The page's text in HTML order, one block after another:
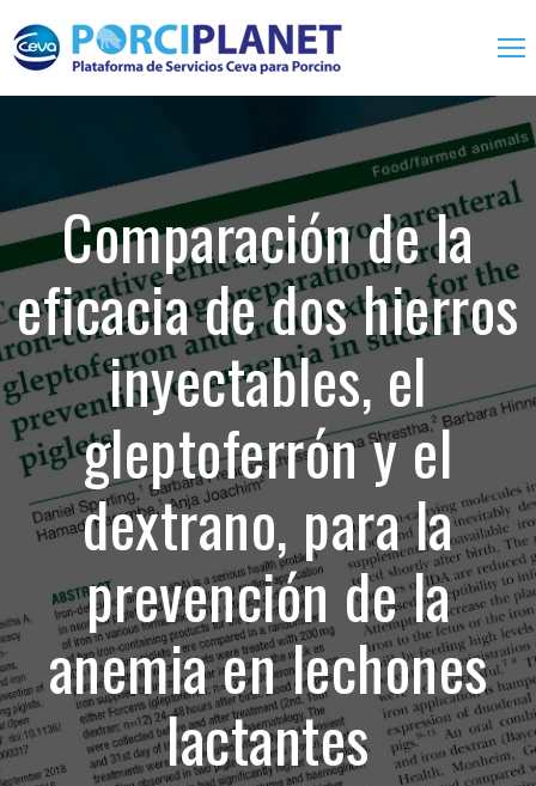
Biológicos
Farmacológicos
One Health
Expertise
Contacto
Comparación de la
eficacia de dos hierros
inyectables, el
gleptoferrón y el
dextrano, para la
prevención de la
anemia en lechones
lactantes